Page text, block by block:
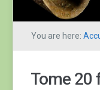
You are here:
Tome 20